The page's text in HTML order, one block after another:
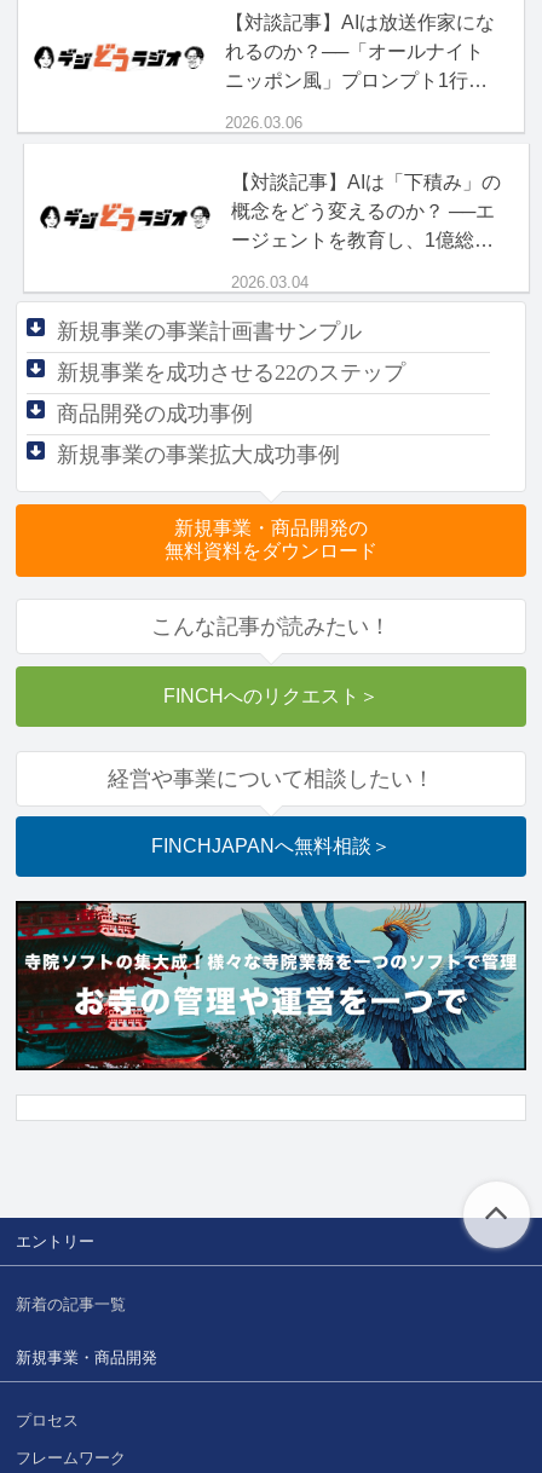
【対談記事】AIは放送作家にな
れるのか？──「オールナイト
ニッポン風」プロンプト1行の
2026.03.06
【対談記事】AIは「下積み」の
概念をどう変えるのか？ ──エ
ージェントを教育し、1億総ボ
2026.03.04
新規事業の事業計画書サンプル
新規事業を成功させる22のステップ
商品開発の成功事例
新規事業の事業拡大成功事例
新規事業・商品開発の
無料資料をダウンロード
こんな記事が読みたい！
FINCHへのリクエスト ＞
経営や事業について相談したい！
FINCHJAPANへ無料相談 ＞
エントリー
新着の記事一覧
新規事業・商品開発
プロセス
フレームワーク